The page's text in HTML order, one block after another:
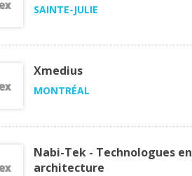
SAINTE-JULIE
Xmedius
MONTRÉAL
Nabi-Tek - Technologues en
architecture